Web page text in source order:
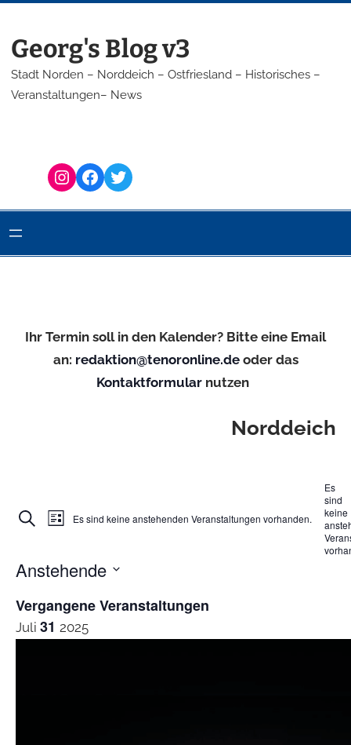
Georg's Blog v3
Stadt Norden – Norddeich – Ostfriesland – Historisches –
Veranstaltungen– News
Instagram Facebook Twitter
Ihr Termin soll in den Kalender? Bitte eine Email
an: redaktion@tenoronline.deoder das
Kontaktformularnutzen
Norddeich
Es
sind
keine
Es sind keine anstehenden Veranstaltungen vorhanden.
Veranstaltungen
und
Navigation
SucheVeranstaltung
Navigation
Liste
Anstehende
wählen.
Vergangene Veranstaltungen
Juli 31 2025